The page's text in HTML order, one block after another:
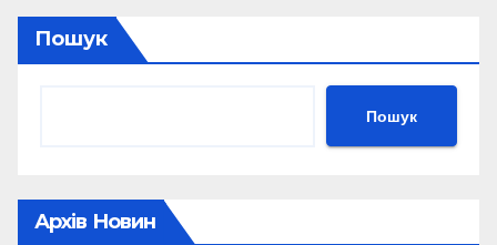
Пошук
Пошук
Архів Новин